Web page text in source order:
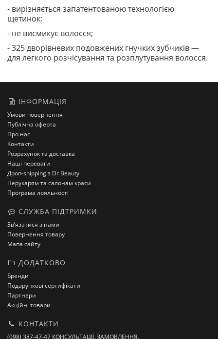
- вирізняється запатентованою технологією
щетинок;
- не висмикує волосся;
- 325 дворівневих подовжених гнучких зубчиків —
для легкого розчісування та розплутування волосся.
ІНФОРМАЦІЯ
Умови повернення
Публічна оферта
Про нас
Контакти
Розрахунок та доставка
Наші переваги
Дроп-shipping з Dr Beauty
Перукарям та салонам краси
Програма лояльності
СЛУЖБА ПІДТРИМКИ
Зв’язатися з нами
Повернення товару
Мапа сайту
ДОДАТКОВО
Бренди
Подарункові сертифікати
Партнери
Акційні товари
КОНТАКТИ
(098) 387-47-47 КОНСУЛЬТАЦІЇ, ЗАМОВЛЕННЯ.